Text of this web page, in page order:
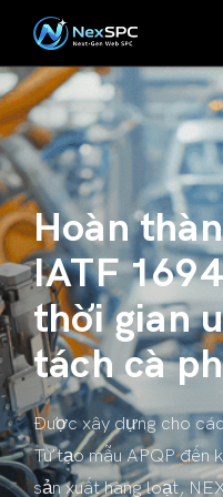
Hoàn
IATF
thời gian
tách cà
Được xây dựng cho
Từ tạo mẫu APQP đến
sản xuất hàng loạt,